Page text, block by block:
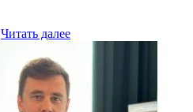
Читать далее